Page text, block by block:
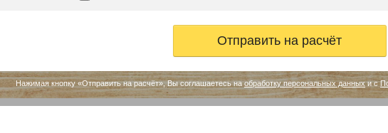
Нажимая кнопку «Отправить на расчёт», Вы соглашаетесь наобработку персональных данныхи с